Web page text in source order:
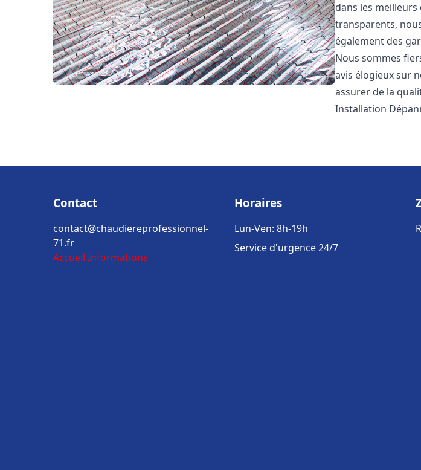
dans les
transparents,
également des
Nous sommes
avis élogieux sur
assurer de la
Installation
Contact
contact@chaudiereprofessionnel-
71.fr
Accueil Informations
Horaires
Lun-Ven: 8h-19h
Service d'urgence 24/7